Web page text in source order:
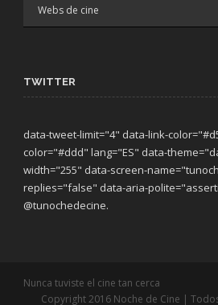
Webs de cine
TWITTER
data-tweet-limit="4" data-link-
color="#ddd" lang="ES" data-
width="255" data-screen-
replies="false" data-aria-
@tunochedecine.
Nunca tuviste el cine tan cerca
Copyright 2016 Noche de Cine |